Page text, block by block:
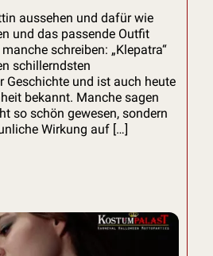
aussehen und dafür wie
und das passende Outfit
schreiben: „Klepatra“
schillerndsten
Geschichte und ist auch heute
bekannt. Manche sagen
so schön gewesen, sondern
Wirkung auf […]